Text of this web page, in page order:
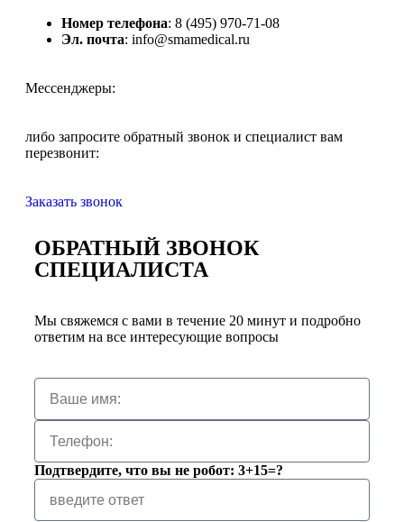
Номер телефона: 8 (495) 970-71-08
Эл. почта: info@smamedical.ru
Мессенджеры:
либо запросите обратный звонок и специалист вам
перезвонит:
Заказать звонок
ОБРАТНЫЙ ЗВОНОК
СПЕЦИАЛИСТА
Мы свяжемся с вами в течение 20 минут и подробно
ответим на все интересующие вопросы
Подтвердите, что вы не робот: 3+15=?